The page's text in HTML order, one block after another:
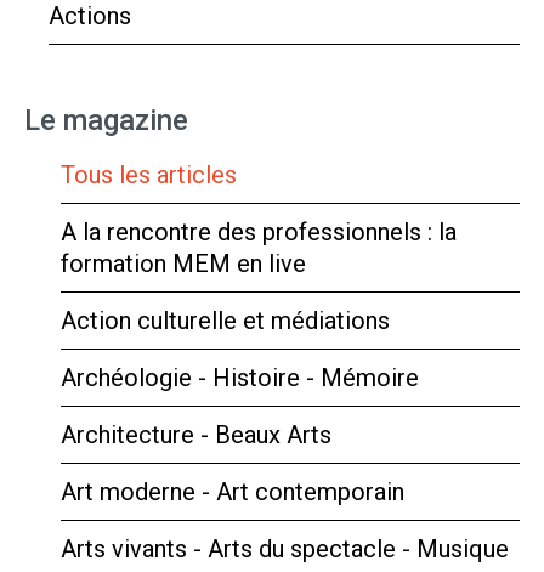
Actions
Le magazine
Tous les articles
A la rencontre des professionnels : la
formation MEM en live
Action culturelle et médiations
Archéologie - Histoire - Mémoire
Architecture - Beaux Arts
Art moderne - Art contemporain
Arts vivants - Arts du spectacle - Musique